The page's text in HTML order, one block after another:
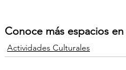
Conoce más espacios
Actividades Culturales